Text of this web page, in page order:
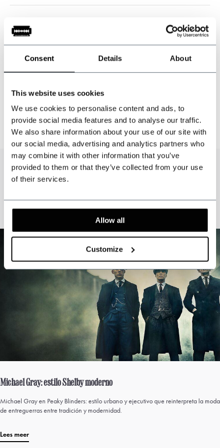
Consent Details About
This website uses cookies
We use cookies to personalise content and ads, to
provide social media features and to analyse our traffic.
We also share information about your use of our site with
our social media, advertising and analytics partners who
may combine it with other information that you’ve
provided to them or that they’ve collected from your use
of their services.
Allow all
Customize
Reacties
Laat een reactie achter
Blog
Recente artikelen
Michael Gray: estilo Shelby moderno
Michael Gray en Peaky Blinders: estilo urbano y ejecutivo que reinterpreta la moda
de entreguerras entre tradición y modernidad.
Lees meer